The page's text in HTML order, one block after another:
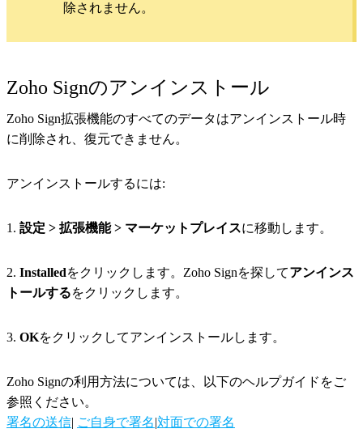
除されません。
Zoho Signのアンインストール
Zoho Sign拡張機能のすべてのデータはアンインストール時
に削除され、復元できません。
アンインストールするには:
1. 設定 > 拡張機能 > マーケットプレイスに移動します。
2. Installedをクリックします。Zoho Signを探してアンインス
トールするをクリックします。
3. OKをクリックしてアンインストールします。
Zoho Signの利用方法については、以下のヘルプガイドをご
参照ください。
署名の送信| ご自身で署名|対面での署名